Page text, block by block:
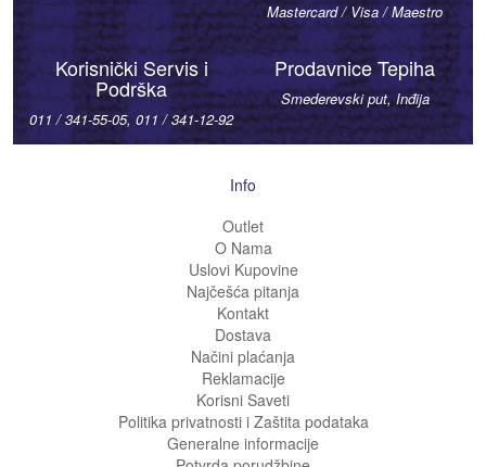
Mastercard / Visa / Maestro
Korisnički Servis i
Podrška
011 / 341-55-05, 011 / 341-12-92
Prodavnice Tepiha
Smederevski put, Inđija
Info
Outlet
O Nama
Uslovi Kupovine
Najčešća pitanja
Kontakt
Dostava
Načini plaćanja
Reklamacije
Korisni Saveti
Politika privatnosti i Zaštita podataka
Generalne informacije